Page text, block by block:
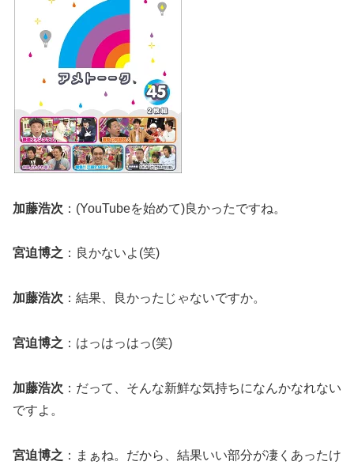
加藤浩次 ：(YouTubeを始めて)良かったですね。
宮迫博之 ：良かないよ(笑)
加藤浩次 ：結果、良かったじゃないですか。
宮迫博之 ：はっはっはっ(笑)
加藤浩次 ：だって、そんな新鮮な気持ちになんかなれない
ですよ。
宮迫博之 ：まぁね。だから、結果いい部分が凄くあったけ